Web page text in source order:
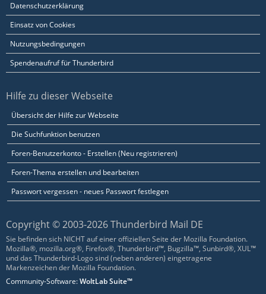
Datenschutzerklärung
Einsatz von Cookies
Nutzungsbedingungen
Spendenaufruf für Thunderbird
Hilfe zu dieser Webseite
Übersicht der Hilfe zur Webseite
Die Suchfunktion benutzen
Foren-Benutzerkonto - Erstellen (Neu registrieren)
Foren-Thema erstellen und bearbeiten
Passwort vergessen - neues Passwort festlegen
Copyright © 2003-2026 Thunderbird Mail DE
Sie befinden sich NICHT auf einer offiziellen Seite der Mozilla Foundation.
Mozilla®, mozilla.org®, Firefox®, Thunderbird™, Bugzilla™, Sunbird®, XUL™
und das Thunderbird-Logo sind (neben anderen) eingetragene
Markenzeichen der Mozilla Foundation.
Community-Software:WoltLab Suite™